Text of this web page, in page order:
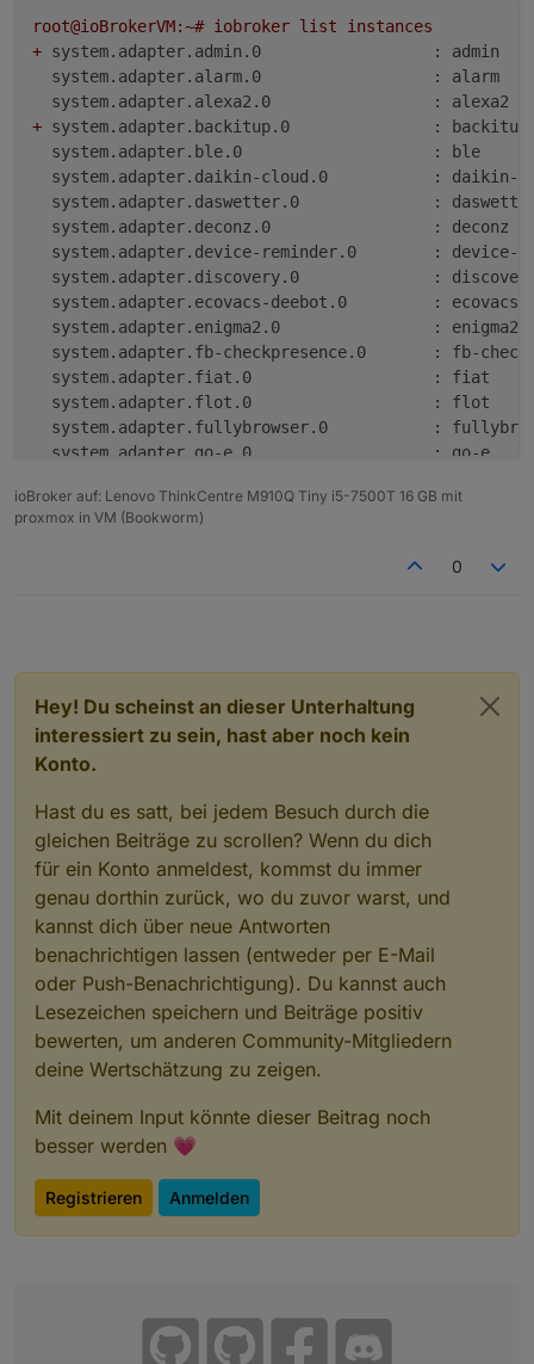
root@ioBrokerVM:~# iobroker list
instances
+ system.adapter.admin.0                  :
system.adapter.alarm.0                  :
system.adapter.alexa2.0                 :
+ system.adapter.backitup.0               :
system.adapter.ble.0                    : ble
system.adapter.daikin-cloud.0           :
system.adapter.daswetter.0              :
system.adapter.deconz.0                 :
system.adapter.device-reminder.0        :
system.adapter.discovery.0              :
system.adapter.ecovacs-deebot.0         :
system.adapter.enigma2.0                :
system.adapter.fb-checkpresence.0       : fb-
system.adapter.fiat.0                   : fiat
system.adapter.flot.0                   : flot
system.adapter.fullybrowser.0           :
system.adapter.go-e.0                   : go-
system.adapter.ham.0                    : ham
system.adapter.harmony.0                :
system.adapter.hue.0                    : hue
system.adapter.iot.0                    : iot
system.adapter.javascript.0             :
system.adapter.meross.0                 :
system.adapter.mobile.0                 :
system.adapter.openweathermap.0         :
system.adapter.pi-hole.0                : pi-
system.adapter.pushover.0               :
system.adapter.pvforecast.0             :
system.adapter.radar2.0                 :
system.adapter.shelly.0                 :
system.adapter.shelly.1                 :
system.adapter.smartcontrol.0           :
system.adapter.socketio.0               :
system.adapter.sonoff.0                 :
system.adapter.tado.0                   :
system.adapter.tibberlink.0             :
system.adapter.vis-hqwidgets.0          : vis-
system.adapter.vis-jqui-mfd.0           : vis-
system.adapter.vis-material-advanced.0  : vis-
system.adapter.vis-metro.0              : vis-
system.adapter.web.0                    : web
system.adapter.worx.0                   :
ioBroker auf: Lenovo ThinkCentre M910Q Tiny i5-7500T 16 GB mit
proxmox in VM (Bookworm)
0
Hey! Du scheinst an dieser Unterhaltung
interessiert zu sein, hast aber noch kein
Konto.
Hast du es satt, bei jedem Besuch durch die
gleichen Beiträge zu scrollen? Wenn du dich
für ein Konto anmeldest, kommst du immer
genau dorthin zurück, wo du zuvor warst, und
kannst dich über neue Antworten
benachrichtigen lassen (entweder per E-Mail
oder Push-Benachrichtigung). Du kannst auch
Lesezeichen speichern und Beiträge positiv
bewerten, um anderen Community-Mitgliedern
deine Wertschätzung zu zeigen.
Mit deinem Input könnte dieser Beitrag noch
besser werden 💗
Registrieren Anmelden